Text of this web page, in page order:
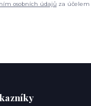
osobních údajů za účelem